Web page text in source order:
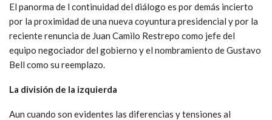
El panorma de l continuidad del diálogo es por demás incierto
por la proximidad de una nueva coyuntura presidencial y por la
reciente renuncia de Juan Camilo Restrepo como jefe del
equipo negociador del gobierno y el nombramiento de Gustavo
Bell como su reemplazo.
La división de la izquierda
Aun cuando son evidentes las diferencias y tensiones al